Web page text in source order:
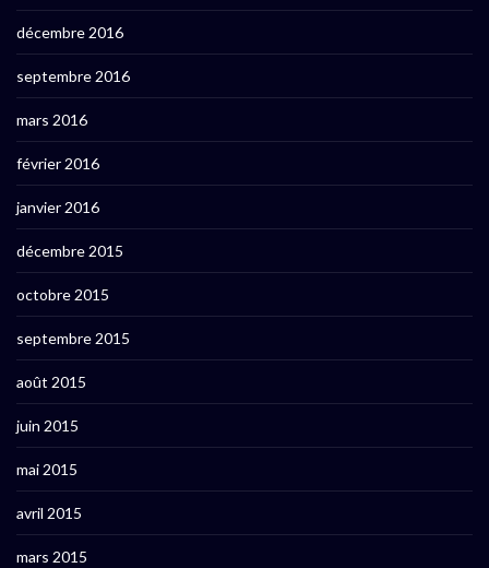
décembre 2016
septembre 2016
mars 2016
février 2016
janvier 2016
décembre 2015
octobre 2015
septembre 2015
août 2015
juin 2015
mai 2015
avril 2015
mars 2015